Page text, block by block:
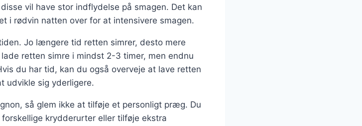
vil have stor indflydelse på smagen. Det kan
i rødvin natten over for at intensivere smagen.
Jo længere tid retten simrer, desto mere
retten simre i mindst 2-3 timer, men endnu
du har tid, kan du også overveje at lave retten
udvikle sig yderligere.
så glem ikke at tilføje et personligt præg. Du
krydderurter eller tilføje ekstra